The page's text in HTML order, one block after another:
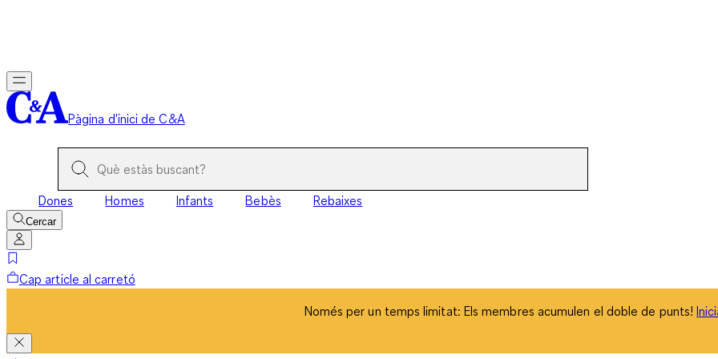
Pàgina d'inici de C&A
Dones Homes Infants Bebès Rebaixes
Cercar
Cap article al carretó
Només per un temps limitat: Els membres acumulen el doble de punts!